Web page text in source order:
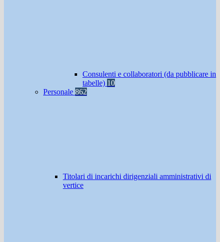
Consulenti e collaboratori (da pubblicare in
tabelle) 10
Personale 862
Titolari di incarichi dirigenziali amministrativi di
vertice